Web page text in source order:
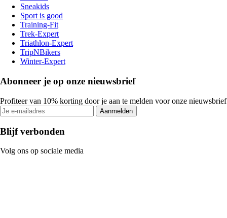
Sneakids
Sport is good
Training-Fit
Trek-Expert
Triathlon-Expert
TripNBikers
Winter-Expert
Abonneer je op onze nieuwsbrief
Profiteer van 10% korting door je aan te melden voor onze nieuwsbrief
Aanmelden
Blijf verbonden
Volg ons op sociale media